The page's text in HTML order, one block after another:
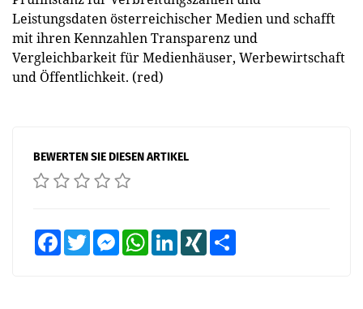
Leistungsdaten österreichischer Medien und schafft
mit ihren Kennzahlen Transparenz und
Vergleichbarkeit für Medienhäuser, Werbewirtschaft
und Öffentlichkeit. (red)
BEWERTEN SIE DIESEN ARTIKEL
FacebookTwitter MessengerWhatsAppLinkedInXING